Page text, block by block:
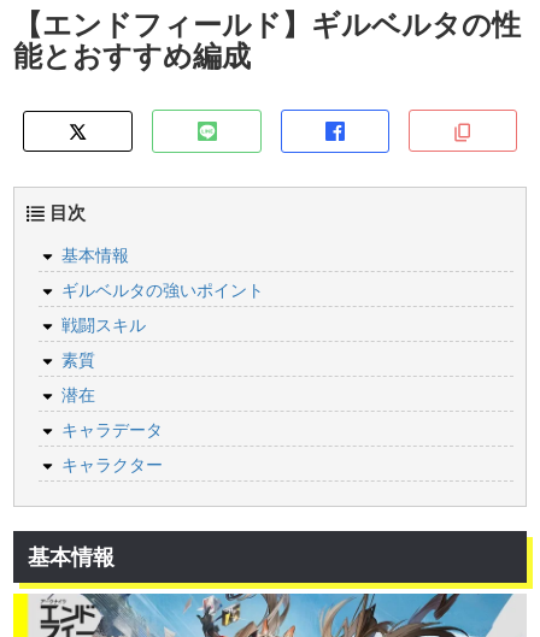
【エンドフィールド】ギルベルタの性
能とおすすめ編成
目次
基本情報
ギルベルタの強いポイント
戦闘スキル
素質
潜在
キャラデータ
キャラクター
基本情報